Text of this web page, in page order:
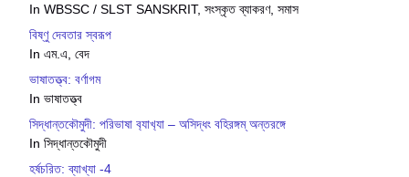
In WBSSC / SLST SANSKRIT, সংস্কৃত ব্যাকরণ, সমাস
বিষ্ণু দেবতার স্বরূপ
In এম.এ, বেদ
ভাষাতত্ত্ব: বর্ণাগম
In ভাষাতত্ত্ব
সিদ্ধান্তক‍ৌমুদী: পরিভাষা ব‍্যাখ‍্যা – অসিদ্ধং বহিরঙ্গম্ অন্তরঙ্গে
In সিদ্ধান্তকৌমুদী
হর্ষচরিত: ব্যাখ্যা -4